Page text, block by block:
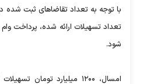
با توجه به تعداد تقاضاهای ثبت شده
تعداد تسهیلات ارائه شده، پرداخت
شود.
امسال، ۱۲۰۰ میلیارد تومان